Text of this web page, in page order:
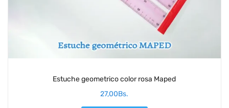
Estuche geometrico color rosa Maped
27,00Bs.